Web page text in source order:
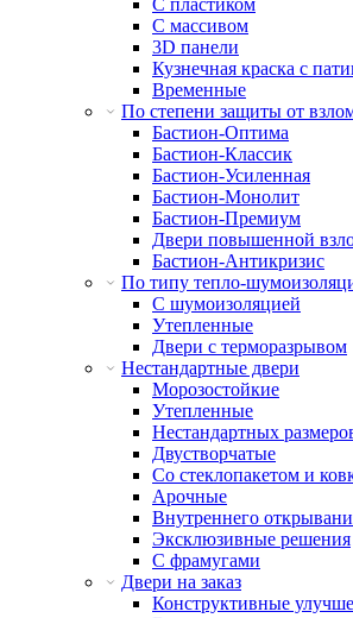
С пластиком
С массивом
3D панели
Кузнечная краска с
Временные
По степени защиты от
Бастион-Оптима
Бастион-Классик
Бастион-Усиленная
Бастион-Монолит
Бастион-Премиум
Двери повышенной
Бастион-Антикризис
По типу тепло-
С шумоизоляцией
Утепленные
Двери с терморазрывом
Нестандартные двери
Морозостойкие
Утепленные
Нестандартных
Двустворчатые
Со стеклопакетом и
Арочные
Внутреннего
Эксклюзивные решения
С фрамугами
Двери на заказ
Конструктивные